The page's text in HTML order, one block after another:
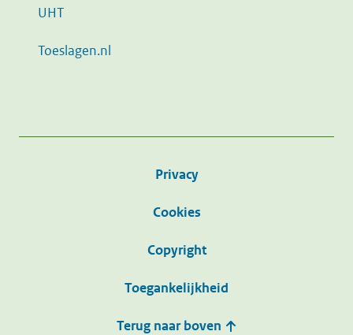
UHT
Toeslagen.nl
Privacy
Cookies
Copyright
Toegankelijkheid
Terug naar boven